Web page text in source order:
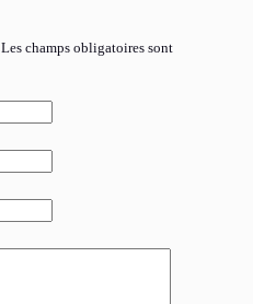
Les champs obligatoires sont